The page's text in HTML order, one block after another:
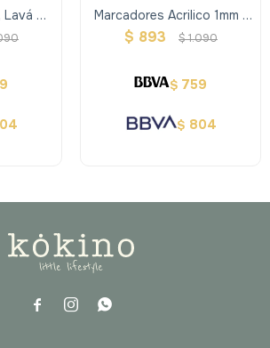
Y
Marcadores Acrilico 1mm -
X12 Clasicos Life Of Colour
$ 893 $1.090
$ 759
$ 804
  